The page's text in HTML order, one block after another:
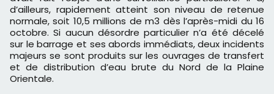
d’ailleurs, rapidement atteint son niveau de retenue
normale, soit 10,5 millions de m3 dès l’après-midi du 16
octobre. Si aucun désordre particulier n’a été décelé
sur le barrage et ses abords immédiats, deux incidents
majeurs se sont produits sur les ouvrages de transfert
et de distribution d’eau brute du Nord de la Plaine
Orientale.